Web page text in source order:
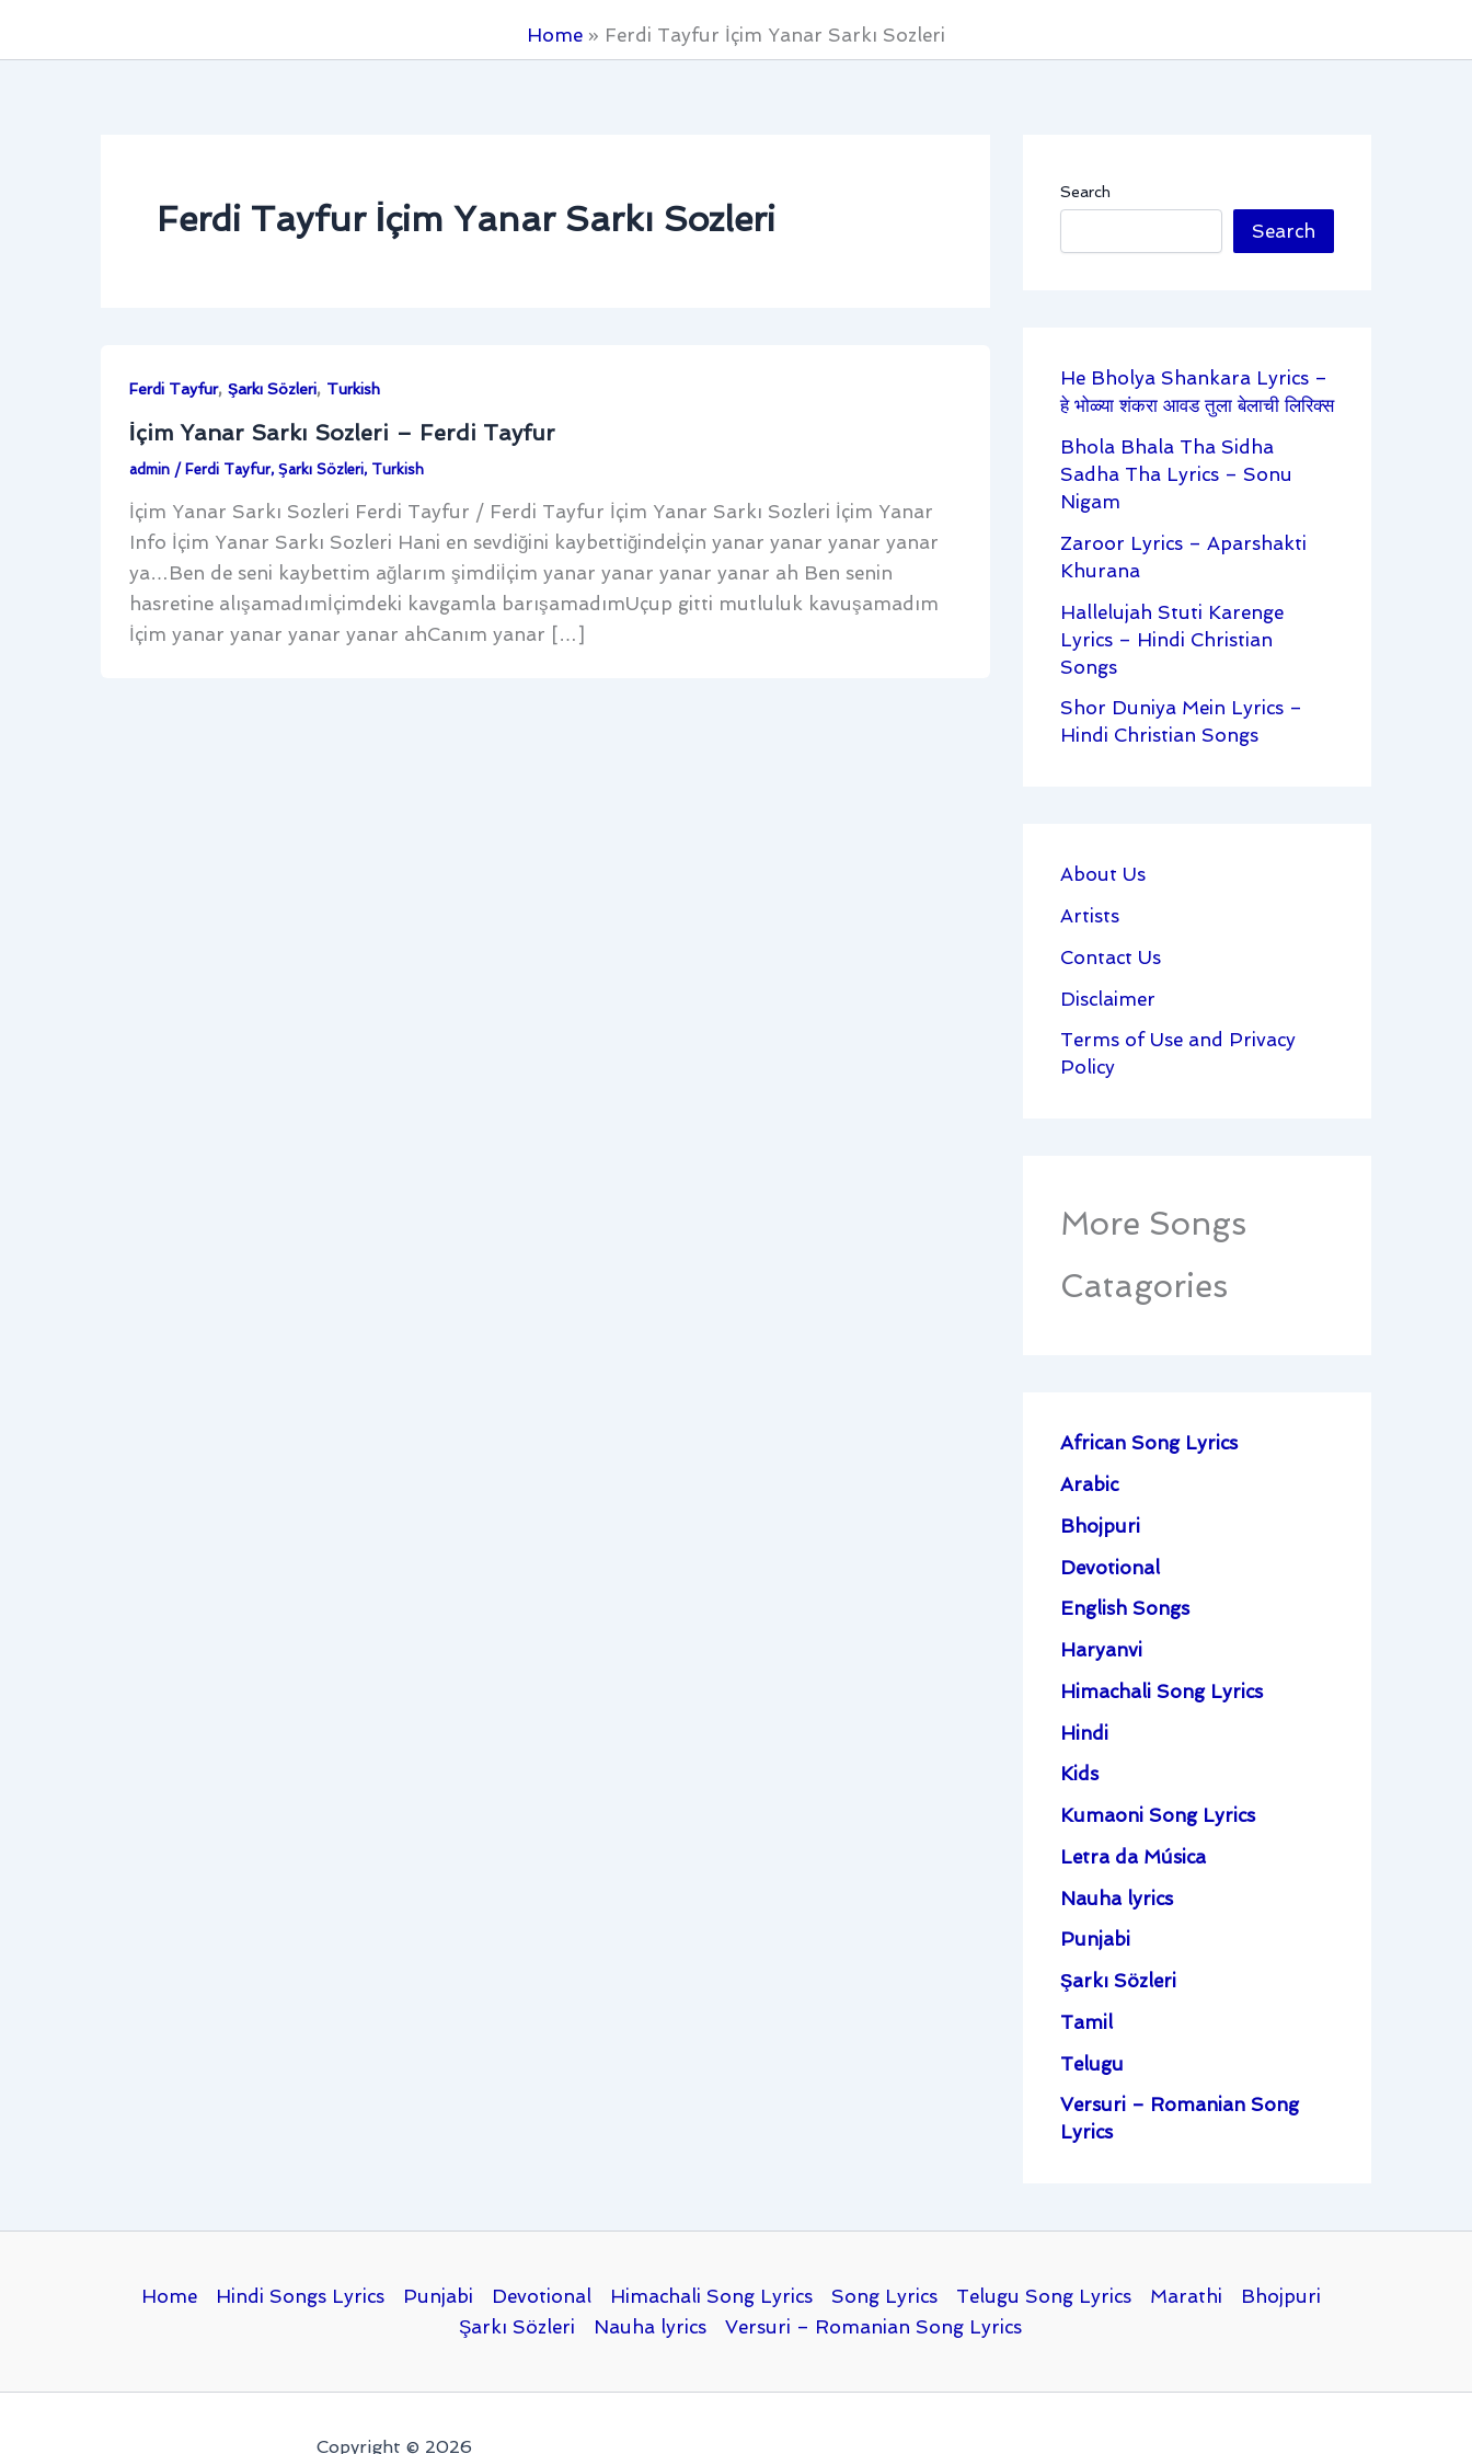
Home Ferdi Tayfur İçim Yanar Sarkı Sozleri
Ferdi Tayfur İçim Yanar Sarkı Sozleri
Ferdi Tayfur, Şarkı Sözleri, Turkish
İçim Yanar Sarkı Sozleri – Ferdi Tayfur
admin / Ferdi Tayfur, Şarkı Sözleri, Turkish
İçim Yanar Sarkı Sozleri Ferdi Tayfur / Ferdi Tayfur İçim Yanar Sarkı Sozleri İçim Yanar
Info İçim Yanar Sarkı Sozleri Hani en sevdiğini kaybettiğindeİçin yanar yanar yanar yanar
ya…Ben de seni kaybettim ağlarım şimdiİçim yanar yanar yanar yanar ah Ben senin
hasretine alışamadımİçimdeki kavgamla barışamadımUçup gitti mutluluk kavuşamadım
İçim yanar yanar yanar yanar ahCanım yanar […]
Search
Search
He Bholya Shankara Lyrics –
हे भोळ्या शंकरा आवड तुला बेलाची लिरिक्स
Bhola Bhala Tha Sidha
Sadha Tha Lyrics – Sonu
Nigam
Zaroor Lyrics – Aparshakti
Khurana
Hallelujah Stuti Karenge
Lyrics – Hindi Christian
Songs
Shor Duniya Mein Lyrics –
Hindi Christian Songs
About Us
Artists
Contact Us
Disclaimer
Terms of Use and Privacy
Policy
More Songs
Catagories
African Song Lyrics
Arabic
Bhojpuri
Devotional
English Songs
Haryanvi
Himachali Song Lyrics
Hindi
Kids
Kumaoni Song Lyrics
Letra da Música
Nauha lyrics
Punjabi
Şarkı Sözleri
Tamil
Telugu
Versuri – Romanian Song
Lyrics
Home Hindi Songs Lyrics Punjabi Devotional Himachali Song Lyrics Song Lyrics Telugu Song Lyrics Marathi
Bhojpuri
Şarkı Sözleri
Nauha lyrics Versuri – Romanian Song Lyrics
Copyright © 2026